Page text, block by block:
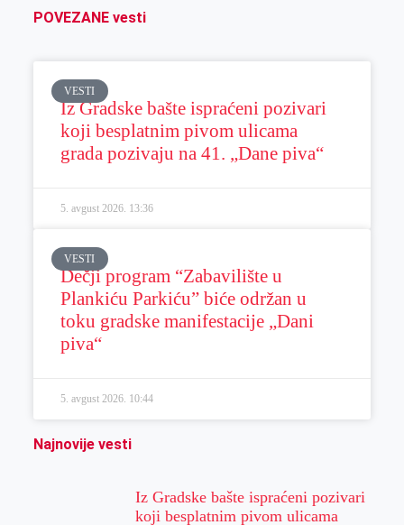
POVEZANE vesti
VESTI
Iz Gradske bašte ispraćeni pozivari
koji besplatnim pivom ulicama
grada pozivaju na 41. „Dane piva“
5. avgust 2026. 13:36
VESTI
Dečji program “Zabavilište u
Plankiću Parkiću” biće održan u
toku gradske manifestacije „Dani
piva“
5. avgust 2026. 10:44
Najnovije vesti
Iz Gradske bašte ispraćeni pozivari
koji besplatnim pivom ulicama